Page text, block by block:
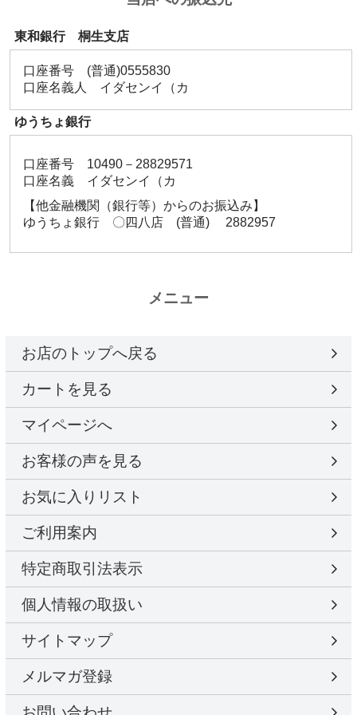
東和銀行 桐生支店
口座番号 (普通)0555830
口座名義人 イダセンイ（カ
ゆうちょ銀行
口座番号 10490－28829571
口座名義 イダセンイ（カ
【他金融機関（銀行等）からのお振込み】
ゆうちょ銀行 〇四八店 (普通) 2882957
メニュー
お店のトップへ戻る
カートを見る
マイページへ
お客様の声を見る
お気に入りリスト
ご利用案内
特定商取引法表示
個人情報の取扱い
サイトマップ
メルマガ登録